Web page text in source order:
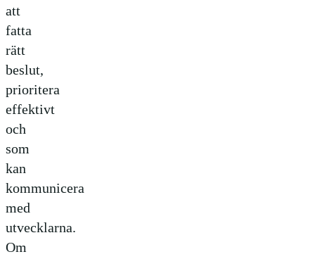
att
fatta
rätt
beslut,
prioritera
effektivt
och
som
kan
kommunicera
med
utvecklarna.
Om